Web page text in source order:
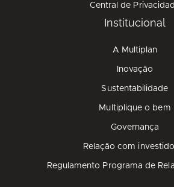
Central de
Institucional
A Multiplan
Inovação
Sustentabilidade
Multiplique o bem
Governança
Relação com
Regulamento Programa de